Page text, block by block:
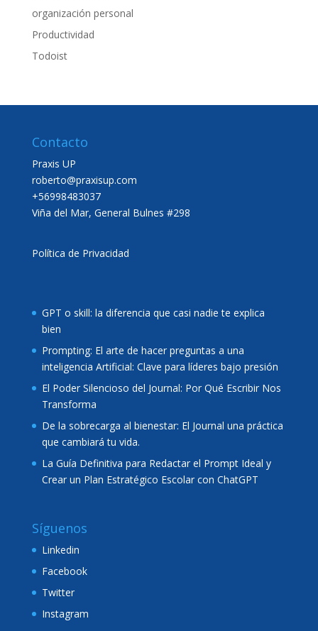
organización personal
Productividad
Todoist
Contacto
Praxis UP
roberto@praxisup.com
+56998483037
Viña del Mar, General Bulnes #298
Política de Privacidad
GPT o skill: la diferencia que casi nadie te explica
bien
Prompting: El arte de hacer preguntas a una
inteligencia Artificial: Clave para líderes bajo presión
El Poder Silencioso del Journal: Por Qué Escribir Nos
Transforma
De la sobrecarga al bienestar: El Journal una práctica
que cambiará tu vida.
La Guía Definitiva para Redactar el Prompt Ideal y
Crear un Plan Estratégico Escolar con ChatGPT
Síguenos
Linkedin
Facebook
Twitter
Instagram